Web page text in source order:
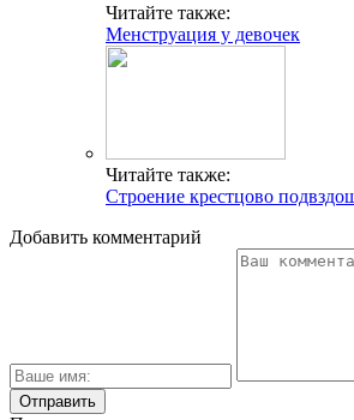
Читайте также:
Менструация у девочек
Читайте также:
Строение крестцово
Добавить комментарий